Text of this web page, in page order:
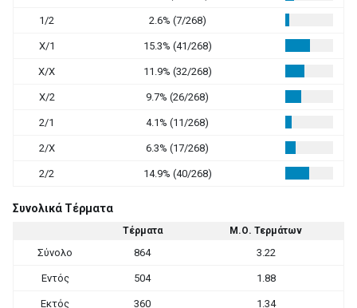
1/2 2.6% (7/268)
X/1 15.3% (41/268)
X/X 11.9% (32/268)
X/2 9.7% (26/268)
2/1 4.1% (11/268)
2/X 6.3% (17/268)
2/2 14.9% (40/268)
Συνολικά Τέρματα
Τέρματα Μ.Ο. Τερμάτων
Σύνολο 864 3.22
Εντός 504 1.88
Εκτός 360 1.34